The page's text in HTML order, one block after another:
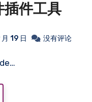
件工具
19 日 没有评论